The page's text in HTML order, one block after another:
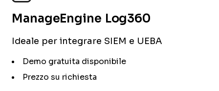
ManageEngine Log360
Ideale per integrare SIEM e UEBA
Demo gratuita disponibile
Prezzo su richiesta